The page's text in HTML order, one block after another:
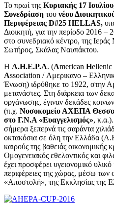
Το πρωί της Κυριακής 17 Ιουλίου
Συνεδρίαση του νέου
Περιφέρειας D#25 HELLAS,
Διοικητή, για την περίοδο 2016 –
στο συνεδριακό κέντρο, της
Σωτήρος, Σκάλας Ναυπάκτου.
Η A.H.E.P.A. (American Hellenic
Association / Αμερικανο –
Ένωση) ιδρύθηκε το 1922, στην
μετανάστες. Στη διάρκεια των
οργάνωσης, έγιναν δεκάδες
(π.χ. Νοσοκομείο ΑΧΕΠΑ
στο Γ.Ν.Α «Ευαγγελισμός»,
σήμερα ξεπερνά τις σαράντα
οκτακόσια σε όλη την Ελλάδα
καιρούς της βαθειάς οικονομικής
Ομογενειακός εθελοντικός και
έχει προσφέρει υγειονομικό
περιφέρειες της χώρας, μέσω
«Αποστολή», της Εκκλησίας της